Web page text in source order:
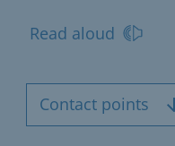
Read aloud
Contact points